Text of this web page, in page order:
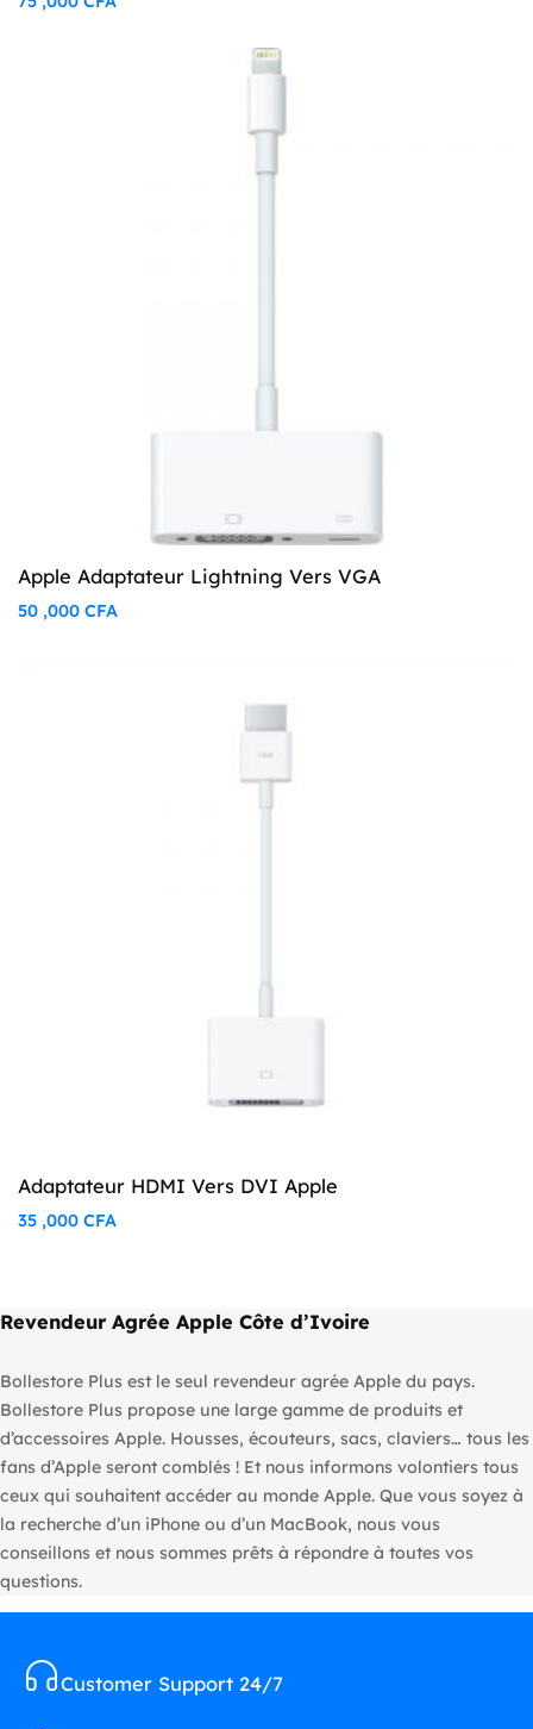
Apple Adaptateur Lightning Vers VGA
50 ,000 CFA
Adaptateur HDMI Vers DVI Apple
35 ,000 CFA
Revendeur Agrée Apple Côte d’Ivoire
Bollestore Plus est le seul revendeur agrée Apple du pays.
Bollestore Plus propose une large gamme de produits et
d’accessoires Apple. Housses, écouteurs, sacs, claviers… tous les
fans d’Apple seront comblés ! Et nous informons volontiers tous
ceux qui souhaitent accéder au monde Apple. Que vous soyez à
la recherche d’un iPhone ou d’un MacBook, nous vous
conseillons et nous sommes prêts à répondre à toutes vos
questions.
Customer Support 24/7